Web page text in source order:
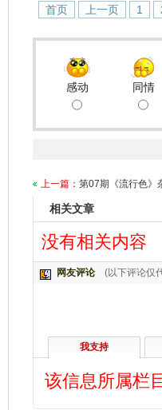
首页 上一页 1
感动 同情
上一篇： 第07期《流行色》
相关文章
没有相关内容
网友评论 (以下评论仅
我支持
该信息所属栏